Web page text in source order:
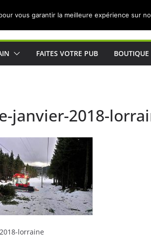
pour les Lorrains
FAITES VOTRE PUB BOUTIQUE
janvier-2018-
lorraine
vous garantir la meilleure expérience sur